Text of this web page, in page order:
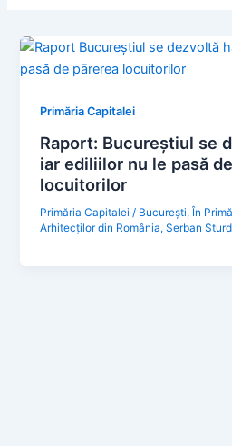
Primăria Capitalei
Raport: Bucureștiul se
iar ediliilor nu le pasă
locuitorilor
Primăria Capitalei / Bucureşti,În
Arhitecţilor din România,Şerban